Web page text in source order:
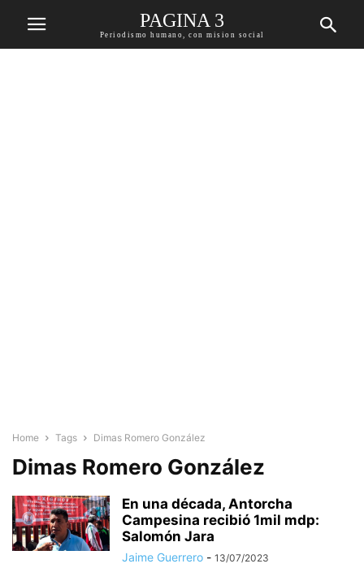
PAGINA 3
Periodismo humano, con mision social
Home Tags Dimas Romero González
Dimas Romero González
En una década, Antorcha
Campesina recibió 1mil mdp:
Salomón Jara
Jaime Guerrero - 13/07/2023